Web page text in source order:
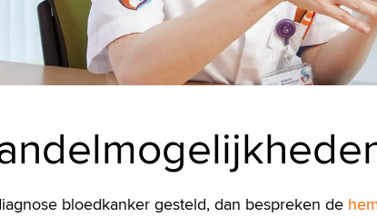
bloedkanker gesteld, dan bespreken de